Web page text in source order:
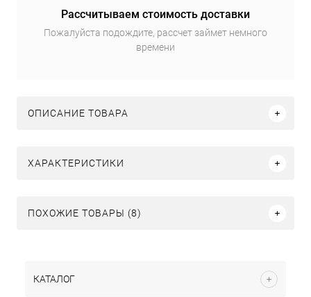
Рассчитываем стоимость доставки
Пожалуйста подождите, рассчет займет немного
времени
ОПИСАНИЕ ТОВАРА
ХАРАКТЕРИСТИКИ
ПОХОЖИЕ ТОВАРЫ (8)
КАТАЛОГ